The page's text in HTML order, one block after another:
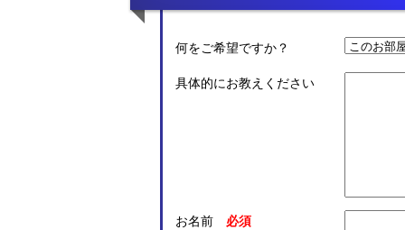
何をご希望ですか？
具体的にお教えください
お名前